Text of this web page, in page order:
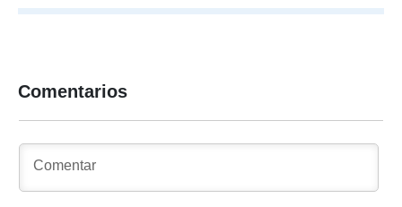
Comentarios